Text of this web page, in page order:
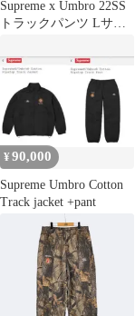
Supreme x Umbro 22SS
トラックパンツ Lサイ
¥90,000
Supreme Umbro Cotton
Track jacket +pant